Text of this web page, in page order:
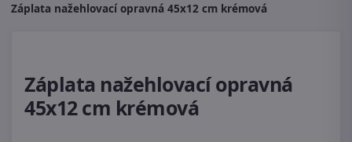
Záplata nažehlovací opravná 45x12 cm krémová
Záplata nažehlovací opravná
45x12 cm krémová